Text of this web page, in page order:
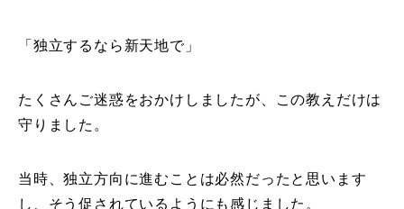
「独立するなら新天地で」
たくさんご迷惑をおかけしましたが、この教えだけは
守りました。
当時、独立方向に進むことは必然だったと思います
し、そう促されているようにも感じました。